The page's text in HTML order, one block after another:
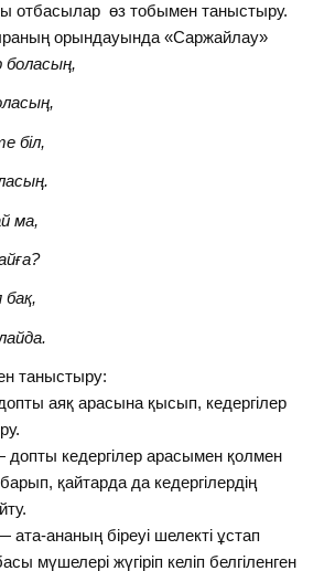
отбасылар өз тобымен таныстыру.
орындауында «Саржайлау»
біл,
ма,
бақ,
таныстыру:
аяқ арасына қысып, кедергілер
кедергілер арасымен қолмен
қайтарда да кедергілердің
ананың біреуі шелекті ұстап
мүшелері жүгіріп келіп белгіленген